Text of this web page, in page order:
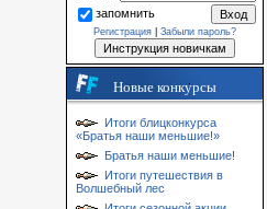
запомнить
Регистрация Забыли пароль?
Новые конкурсы
Итоги блицконкурса
«Братья наши меньшие!»
Братья наши меньшие!
Итоги путешествия в
Волшебный лес